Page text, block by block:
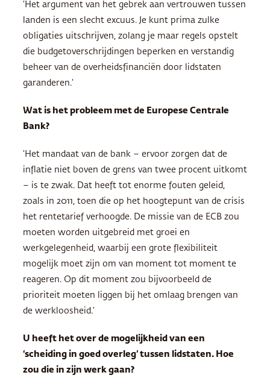
‘Het argument van het gebrek aan vertrouwen tussen
landen is een slecht excuus. Je kunt prima zulke
obligaties uitschrijven, zolang je maar regels opstelt
die budgetoverschrijdingen beperken en verstandig
beheer van de overheidsfinanciën door lidstaten
garanderen.’
Wat is het probleem met de Europese Centrale
Bank?
‘Het mandaat van de bank – ervoor zorgen dat de
inflatie niet boven de grens van twee procent uitkomt
– is te zwak. Dat heeft tot enorme fouten geleid,
zoals in 2011, toen die op het hoogtepunt van de crisis
het rentetarief verhoogde. De missie van de ECB zou
moeten worden uitgebreid met groei en
werkgelegenheid, waarbij een grote flexibiliteit
mogelijk moet zijn om van moment tot moment te
reageren. Op dit moment zou bijvoorbeeld de
prioriteit moeten liggen bij het omlaag brengen van
de werkloosheid.’
U heeft het over de mogelijkheid van een
‘scheiding in goed overleg’ tussen lidstaten. Hoe
zou die in zijn werk gaan?